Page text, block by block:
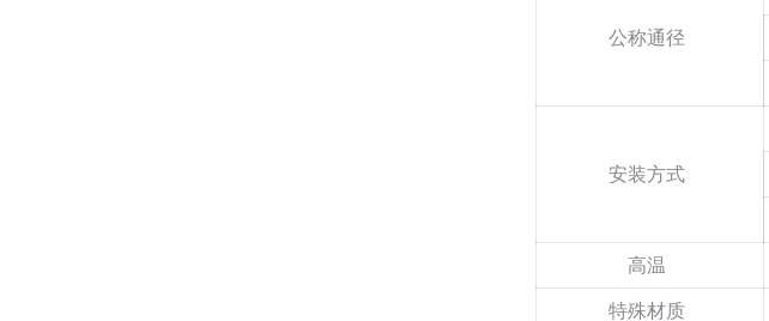
公称通径
安装方式
高温
特殊材质